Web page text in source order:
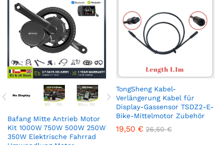
Bafang Mitte Antrieb Motor
Kit 1000W 750W 500W 250W
350W Elektrische Fahrrad
TongSheng Kabel-
Verlängerung Kabel für
Display-Gassensor TSDZ2-E-
Bike-Mittelmotor Zubehör
19,50 € 26,50€